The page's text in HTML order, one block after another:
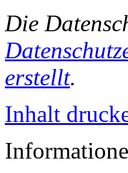
Die
erstellt.
Inhalt